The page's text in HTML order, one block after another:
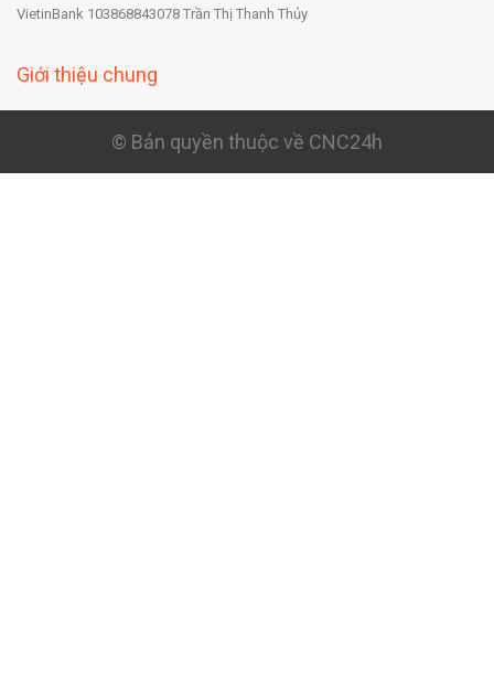
VietinBank 103868843078 Trần Thị Thanh Thủy
Giới thiệu chung
© Bản quyền thuộc về CNC24h